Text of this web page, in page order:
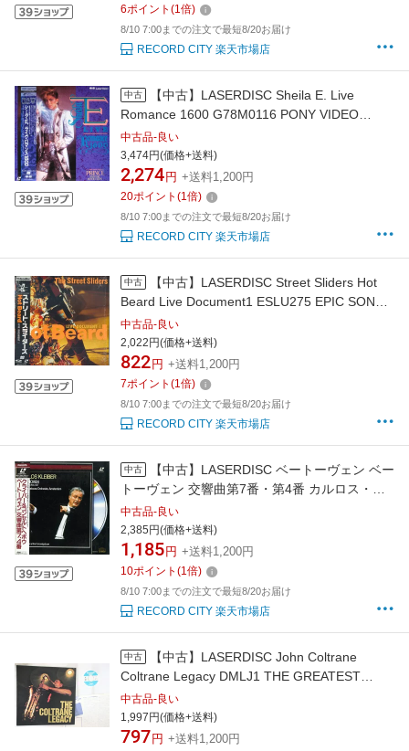
6ポイント (1倍)
8/10 7:00までの注文で最短8/20お届け
RECORD CITY 楽天市場店
中古
【中古】LASERDISC Sheila E. Live
Romance 1600 G78M0116 PONY VIDEO
/00500
中古品-良い
3,474円(価格+送料)
2,274 円 +送料1,200円
20ポイント (1倍)
8/10 7:00までの注文で最短8/20お届け
RECORD CITY 楽天市場店
中古
【中古】LASERDISC Street Sliders Hot
Beard Live Document1 ESLU275 EPIC SONY
/00600
中古品-良い
2,022円(価格+送料)
822 円 +送料1,200円
7ポイント (1倍)
8/10 7:00までの注文で最短8/20お届け
RECORD CITY 楽天市場店
中古
【中古】LASERDISC ベートーヴェン ベー
トーヴェン 交響曲第7番・第4番 カルロス・ク
ライ PHLP5801 PHILIPS /00500
中古品-良い
2,385円(価格+送料)
1,185 円 +送料1,200円
10ポイント (1倍)
8/10 7:00までの注文で最短8/20お届け
RECORD CITY 楽天市場店
中古
【中古】LASERDISC John Coltrane
Coltrane Legacy DMLJ1 THE GREATEST
JAZZ /00600
中古品-良い
1,997円(価格+送料)
797 円 +送料1,200円